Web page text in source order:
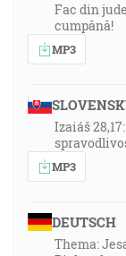
Fac din
cumpănă!
MP3
Izaiáš
MP3
DEUTSCH
Thema: